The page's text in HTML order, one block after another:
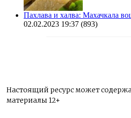
Пахлава и халва: Махачкала
02.02.2023 19:37 (893)
Настоящий ресурс может
материалы 12+